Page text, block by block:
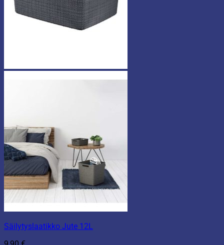
Säilytyslaatikko Jute 12L